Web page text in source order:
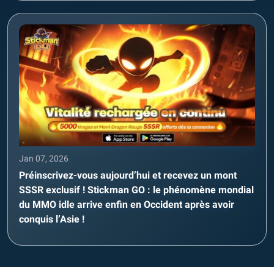
Jan 07, 2026
Préinscrivez-vous aujourd’hui et recevez un mont
SSSR exclusif ! Stickman GO : le phénomène mondial
du MMO idle arrive enfin en Occident après avoir
conquis l’Asie !